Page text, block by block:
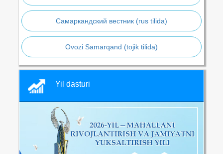
Самаркандский вестник (rus tilida)
Ovozi Samarqand (tojik tilida)
Yil dasturi